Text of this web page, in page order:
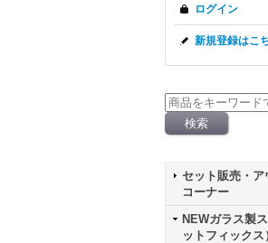
ログイン
新規登録はこ
セット販売・ア
コーナー
NEWガラス製
ットフィックス